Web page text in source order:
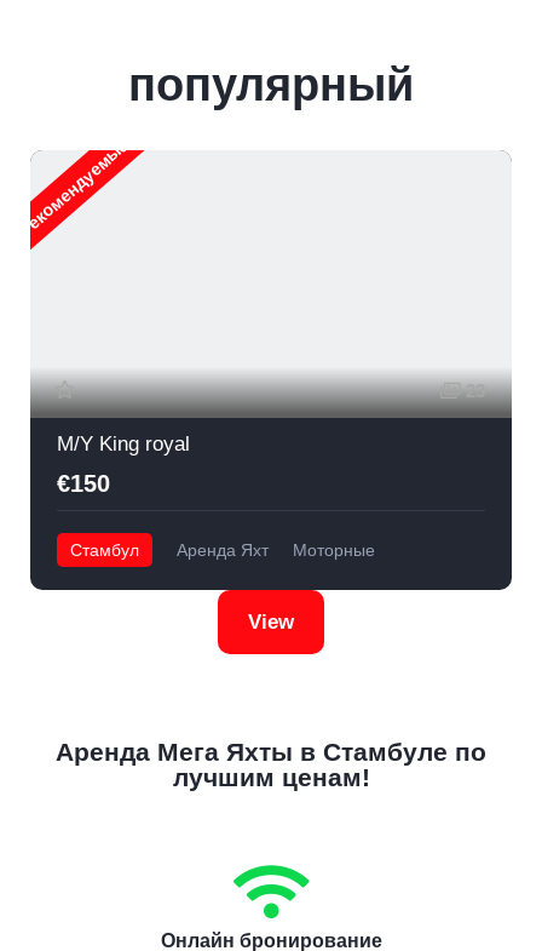
популярный
Рекомендуемые
23
M/Y King royal
€150
Стамбул Аренда Яхт Моторные
View
Аренда Мега Яхты в Стамбуле по
лучшим ценам!
Онлайн бронирование